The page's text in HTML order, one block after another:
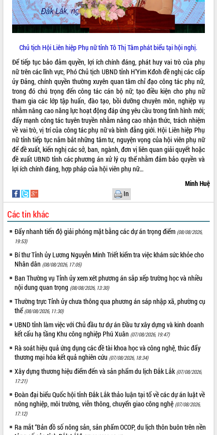
hiện nhiệm vụ quản lý tài sản công
hàng tuần
Tháo gỡ những vướng mắc, đẩy mạnh
tại Trung tâm Phục vụ hành chính
công tỉnh
Đắk Lắk: Tôn vinh 46 giải pháp tại Hội
thi Sáng tạo Kỹ thuật 2024 - 2025
Đắk Lắk rà soát, điều chỉnh Đề án 190
về phát triển nuôi trồng thủy sản
Phó Chủ tịch UBND tỉnh Đắk Lắk
Trương Công Thái kiểm tra thực địa
Dự án cao tốc Khánh Hòa - Buôn Ma
Thuột
Định vị cà phê Việt Nam như một “di
sản sống” trong dòng chảy toàn cầu
sống người dân từ những mô hình thiết
thực
Quyết liệt tháo gỡ vướng mắc, đẩy
nhanh tiến độ các dự án trọng điểm
trong Khu kinh tế Nam Phú Yên
Hòn Yến phát triển du lịch gắn với bảo
tồn biển
Lấy ý kiến điều chỉnh Quy hoạch tỉnh
Đắk Lắk thời kỳ 2021-2030, tầm nhìn
đến năm 2050
giải phóng mặt bằng Tuyến đường bộ
ven biển
Đắk Lắk nỗ lực thúc đẩy tăng trưởng
kinh tế từ 10% trở lên trong Quý
II/2026
Đắk Lắk ký kết thỏa thuận hợp tác về
chuyển đổi số giai đoạn 2026 – 2030
với Tập đoàn Bưu chính Viễn thông
Thứ trưởng Bộ Y tế làm việc với tỉnh
Đắk Lắk về phát triển nhân lực y tế
cho trạm y tế cấp xã
Du lịch Đắk Lắk nâng tầm trải nghiệm
Chủ tịch Hội Liên hiệp Phụ nữ tỉnh Tô Thị Tâm phát biểu tại hội nghị.
Để tiếp tục bảo đảm quyền, lợi ích chính đáng, phát huy vai trò của phụ
nữ trên các lĩnh vực, Phó Chủ tịch UBND tỉnh H’Yim Kđoh đề nghị các cấp
ủy Đảng, chính quyền thường xuyên quan tâm chỉ đạo công tác phụ nữ,
trong đó chú trọng đến công tác cán bộ nữ; tạo điều kiện cho phụ nữ
tham gia các lớp tập huấn, đào tạo, bồi dưỡng chuyên môn, nghiệp vụ
nhằm nâng cao năng lực hoạt động đáp ứng yêu cầu trong tình hình mới;
đẩy mạnh công tác tuyên truyền nhằm nâng cao nhận thức, trách nhiệm
về vai trò, vị trí của công tác phụ nữ và bình đẳng giới. Hội Liên hiệp Phụ
nữ tỉnh tiếp tục nắm bắt những tâm tư, nguyện vọng của hội viên phụ nữ
để đề xuất, kiến nghị các sở, ban, ngành, đơn vị liên quan giải quyết hoặc
đề xuất UBND tỉnh các phương án xử lý cụ thể nhằm đảm bảo quyền và
lợi ích chính đáng, hợp pháp của hội viên phụ nữ…
Minh Huệ
In
Các tin khác
Đẩy nhanh tiến độ giải phóng mặt bằng các dự án trọng điểm (08/08/2026,
19:53)
Bí thư Tỉnh ủy Lương Nguyễn Minh Triết kiểm tra việc khám sức khỏe cho
Nhân dân (08/08/2026, 17:05)
Ban Thường vụ Tỉnh ủy xem xét phương án sắp xếp trường học và nhiều
nội dung quan trọng (08/08/2026, 13:30)
Thường trực Tỉnh ủy chưa thông qua phương án sáp nhập xã, phường cụ
thể (08/08/2026, 11:30)
UBND tỉnh làm việc với Chủ đầu tư dự án Đầu tư xây dựng và kinh doanh
kết cấu hạ tầng Khu công nghiệp Phú Xuân (07/08/2026, 19:47)
Rà soát hiệu quả ứng dụng các đề tài khoa học và công nghệ, thúc đẩy
thương mại hóa kết quả nghiên cứu (07/08/2026, 18:34)
Xây dựng thương hiệu điểm đến và sản phẩm du lịch Đắk Lắk (07/08/2026,
17:21)
Đoàn đại biểu Quốc hội tỉnh Đắk Lắk thảo luận tại tổ về các dự án luật về
nông nghiệp, môi trường, viễn thông, chuyển giao công nghệ (07/08/2026,
17:12)
Ra mắt “Bản đồ số nông sản, sản phẩm OCOP, du lịch thôn buôn trên nền